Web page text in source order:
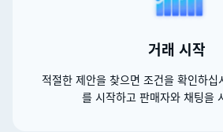
거래 시작
적절한 제안을 찾으면 조건을 확인하십
를 시작하고 판매자와 채팅을